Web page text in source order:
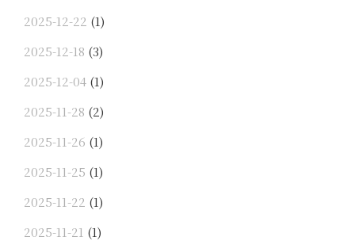
2025-12-22 (1)
2025-12-18 (3)
2025-12-04 (1)
2025-11-28 (2)
2025-11-26 (1)
2025-11-25 (1)
2025-11-22 (1)
2025-11-21 (1)